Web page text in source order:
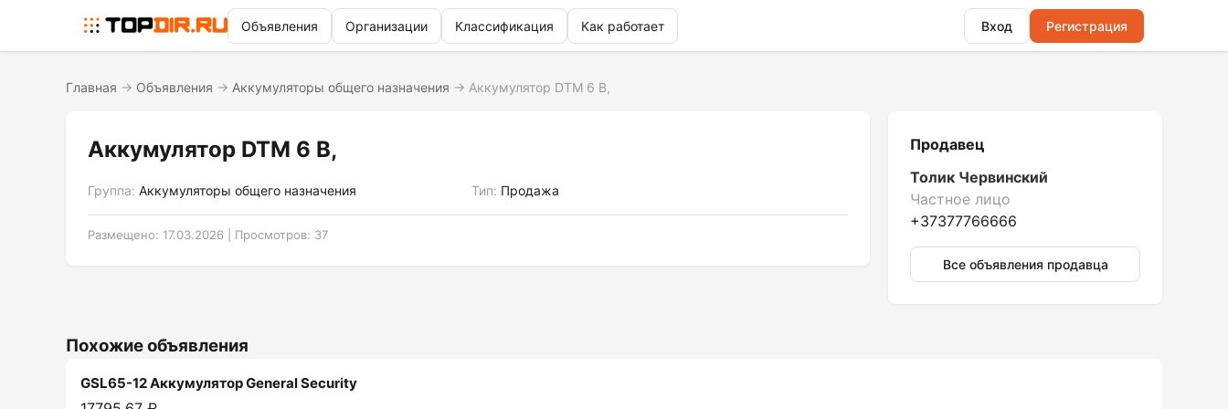
Объявления Организации Классификация Как работает Вход Регистрация
Главная → Объявления → Аккумуляторы общего назначения → Аккумулятор DTM 6 B,
Аккумулятор DTM 6 B,
Группа: Аккумуляторы общего назначения Тип: Продажа
Размещено: 17.03.2026 | Просмотров: 37
Продавец
Толик Червинский
Частное лицо
+37377766666
Все объявления продавца
Похожие объявления
GSL65-12 Аккумулятор General Security